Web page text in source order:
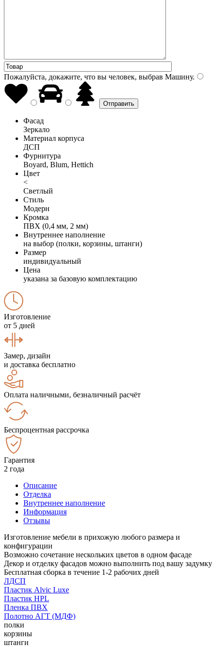
Пожалуйста, докажите, что вы человек, выбрав Машину.
Фасад
Зеркало
Материал корпуса
ДСП
Фурнитура
Boyard, Blum, Hettich
Цвет
<
Светлый
Стиль
Модерн
Кромка
ПВХ (0,4 мм, 2 мм)
Внутреннее наполнение
на выбор (полки, корзины, штанги)
Размер
индивидуальный
Цена
указана за базовую комплектацию
Изготовление
от 5 дней
Замер, дизайн
и доставка бесплатно
Оплата наличными, безналичный расчёт
Беспроцентная рассрочка
Гарантия
2 года
Описание
Отделка
Внутреннее наполнение
Информация
Отзывы
Изготовление мебели в прихожую любого размера и
конфигурации
Возможно сочетание нескольких цветов в одном фасаде
Декор и отделку фасадов можно выполнить под вашу задумку
Бесплатная сборка в течение 1-2 рабочих дней
ЛДСП
Пластик Alvic Luxe
Пластик HPL
Пленка ПВХ
Полотно АГТ (МДФ)
полки
корзины
штанги